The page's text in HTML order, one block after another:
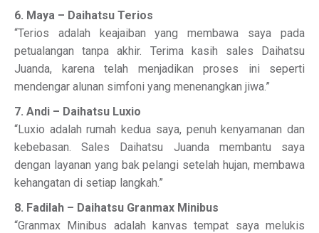
6. Maya – Daihatsu Terios
“Terios adalah keajaiban yang membawa saya pada
petualangan tanpa akhir. Terima kasih sales Daihatsu
Juanda, karena telah menjadikan proses ini seperti
mendengar alunan simfoni yang menenangkan jiwa.”
7. Andi – Daihatsu Luxio
“Luxio adalah rumah kedua saya, penuh kenyamanan dan
kebebasan. Sales Daihatsu Juanda membantu saya
dengan layanan yang bak pelangi setelah hujan, membawa
kehangatan di setiap langkah.”
8. Fadilah – Daihatsu Granmax Minibus
“Granmax Minibus adalah kanvas tempat saya melukis